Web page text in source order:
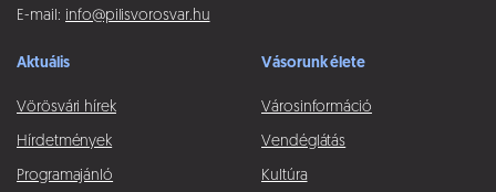
E-mail: info@pilisvorosvar.hu
Aktuális
Vörösvári hírek
Hírdetmények
Programajánló
Vásorunk élete
Városinformáció
Vendéglátás
Kultúra